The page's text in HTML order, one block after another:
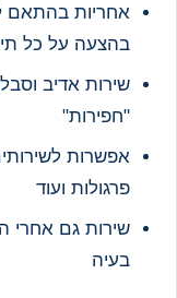
אחריות בהתאם
בהצעה על כל
שירות אדיב
"חפירות"
אפשרות
פרגולות ועוד
שירות גם אחרי
בעיה